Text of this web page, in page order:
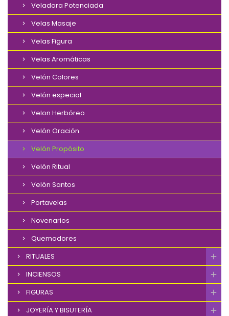
Veladora Potenciada
Velas Masaje
Velas Figura
Velas Aromáticas
Velón Colores
Velón especial
Velon Herbóreo
Velón Oración
Velón Propósito
Velón Ritual
Velón Santos
Portavelas
Novenarios
Quemadores
RITUALES
INCIENSOS
FIGURAS
JOYERÍA Y BISUTERÍA